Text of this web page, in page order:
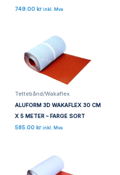
749.00 kr inkl. Mva
Tettebånd/Wakaflex
ALUFORM 3D WAKAFLEX 30 CM
X 5 METER – FARGE SORT
585.00 kr inkl. Mva